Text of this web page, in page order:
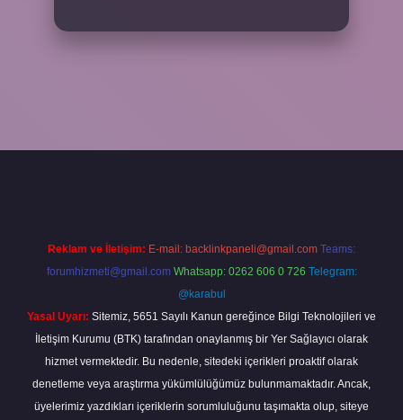
Reklam ve İletişim: E-mail: backlinkpaneli@gmail.com Teams:
forumhizmeti@gmail.com Whatsapp: 0262 606 0 726 Telegram:
@karabul
Yasal Uyarı: Sitemiz, 5651 Sayılı Kanun gereğince Bilgi Teknolojileri ve
İletişim Kurumu (BTK) tarafından onaylanmış bir Yer Sağlayıcı olarak
hizmet vermektedir. Bu nedenle, sitedeki içerikleri proaktif olarak
denetleme veya araştırma yükümlülüğümüz bulunmamaktadır. Ancak,
üyelerimiz yazdıkları içeriklerin sorumluluğunu taşımakta olup, siteye